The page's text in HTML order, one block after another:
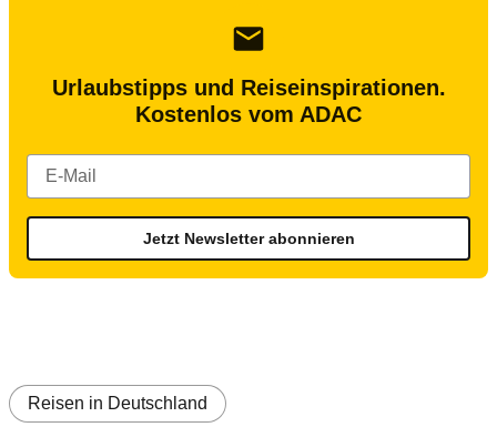
Urlaubstipps und Reiseinspirationen.
Kostenlos vom ADAC
Jetzt Newsletter abonnieren
Reisen in Deutschland